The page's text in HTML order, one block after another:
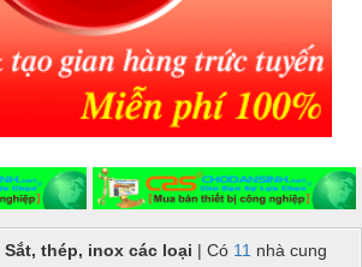
Sắt, thép, inox các loại | Có 11 nhà cung